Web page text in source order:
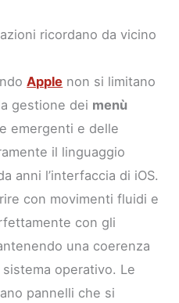
ricordano da vicino
Apple non si limitano
gestione dei menù
emergenti e delle
il linguaggio
anni l’interfaccia di iOS.
con movimenti fluidi e
con gli
una coerenza
operativo. Le
pannelli che si